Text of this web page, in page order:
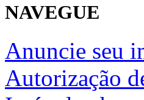
NAVEGUE
Anuncie seu
Autorização